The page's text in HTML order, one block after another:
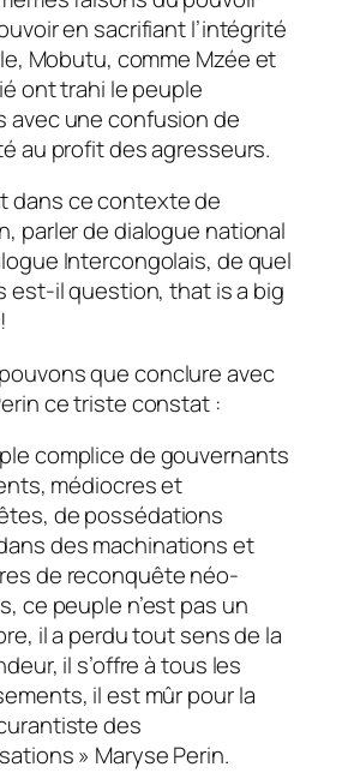
en sacrifiant l’intégrité
Mobutu, comme Mzée et
ont trahi le peuple
avec une confusion de
au profit des agresseurs.
dans ce contexte de
parler de dialogue national
Intercongolais, de quel
est-il question, that is a big
que conclure avec
ce triste constat :
complice de gouvernants
médiocres et
de possédations
des machinations et
de reconquête néo-
ce peuple n’est pas un
il a perdu tout sens de la
il s’offre à tous les
il est mûr pour la
des
» Maryse Perin.